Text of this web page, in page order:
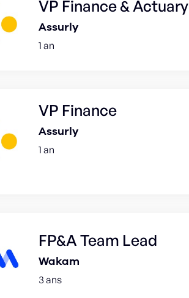
VP Finance &
Assurly
1 an
VP Finance
Assurly
1 an
FP&A Team Lead
Wakam
3 ans